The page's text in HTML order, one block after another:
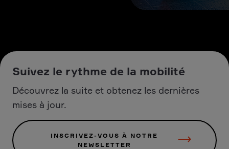
Suivez le rythme de la mobilité
Découvrez la suite et obtenez les dernières
mises à jour.
INSCRIVEZ-VOUS À NOTRE
NEWSLETTER